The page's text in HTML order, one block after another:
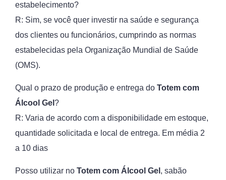
estabelecimento?
R: Sim, se você quer investir na saúde e segurança
dos clientes ou funcionários, cumprindo as normas
estabelecidas pela Organização Mundial de Saúde
(OMS).
Qual o prazo de produção e entrega do Totem com
Álcool Gel ?
R: Varia de acordo com a disponibilidade em estoque,
quantidade solicitada e local de entrega. Em média 2
a 10 dias
Posso utilizar no Totem com Álcool Gel , sabão